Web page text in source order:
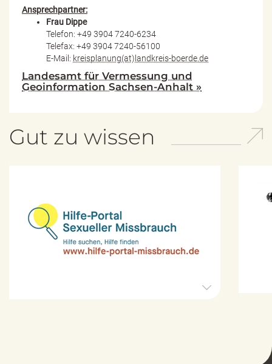
Ansprechpartner:
Frau Dippe
Telefon: +49 3904 7240-6234
Telefax: +49 3904 7240-56100
E-Mail: kreisplanung(at)landkreis-boerde.de
Landesamt für Vermessung und
Geoinformation Sachsen-Anhalt »
Gut zu wissen